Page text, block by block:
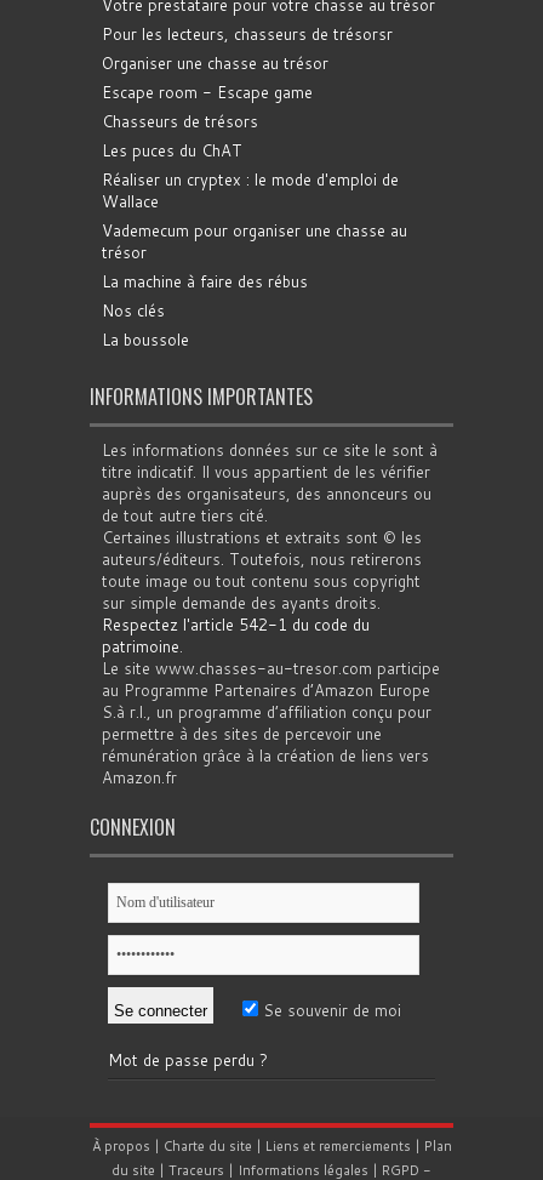
Votre prestataire pour votre chasse au trésor
Pour les lecteurs, chasseurs de trésorsr
Organiser une chasse au trésor
Escape room - Escape game
Chasseurs de trésors
Les puces du ChAT
Réaliser un cryptex : le mode d'emploi de
Wallace
Vademecum pour organiser une chasse au
trésor
La machine à faire des rébus
Nos clés
La boussole
INFORMATIONS IMPORTANTES
Les informations données sur ce site le sont à
titre indicatif. Il vous appartient de les vérifier
auprès des organisateurs, des annonceurs ou
de tout autre tiers cité.
Certaines illustrations et extraits sont © les
auteurs/éditeurs. Toutefois, nous retirerons
toute image ou tout contenu sous copyright
sur simple demande des ayants droits.
Respectez l'article 542-1 du code du
patrimoine.
Le site www.chasses-au-tresor.com participe
au Programme Partenaires d’Amazon Europe
S.à r.l., un programme d’affiliation conçu pour
permettre à des sites de percevoir une
rémunération grâce à la création de liens vers
Amazon.fr
CONNEXION
Se souvenir de moi
Mot de passe perdu ?
À propos | Charte du site | Liens et remerciements | Plan
du site | Traceurs | Informations légales | RGPD -